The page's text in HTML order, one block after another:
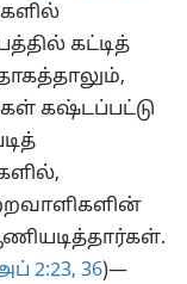
கட்டித்
கஷ்டப்பட்டு
2:23, 36)—